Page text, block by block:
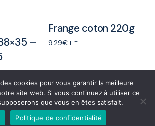
–
Frange coton 220g
9.29€ H.T
cookies pour vous garantir la meilleure
site web. Si vous continuez à utiliser ce
que vous en êtes satisfait.
Politique de confidentialité
Contactez-nous